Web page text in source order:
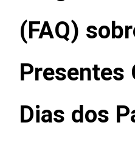
(FAQ)
Presentes
Dias dos